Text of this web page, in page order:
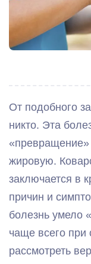
От подобного
никто. Эта
«превращение»
жировую.
заключается в
причин и
болезнь умело
чаще всего при
рассмотреть